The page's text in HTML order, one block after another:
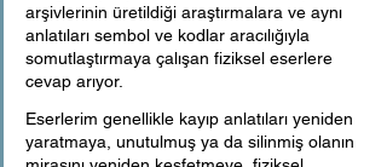
arşivlerinin üretildiği araştırmalara ve aynı
anlatıları sembol ve kodlar aracılığıyla
somutlaştırmaya çalışan fiziksel eserlere
cevap arıyor.
Eserlerim genellikle kayıp anlatıları yeniden
yaratmaya, unutulmuş ya da silinmiş olanın